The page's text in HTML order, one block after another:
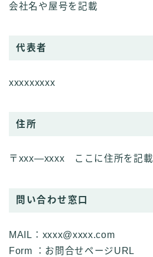
会社名や屋号を記載
代表者
xxxxxxxxx
住所
〒xxx―xxxx ここに住所を記載
問い合わせ窓口
MAIL：xxxx@xxxx.com
Form ：お問合せページURL